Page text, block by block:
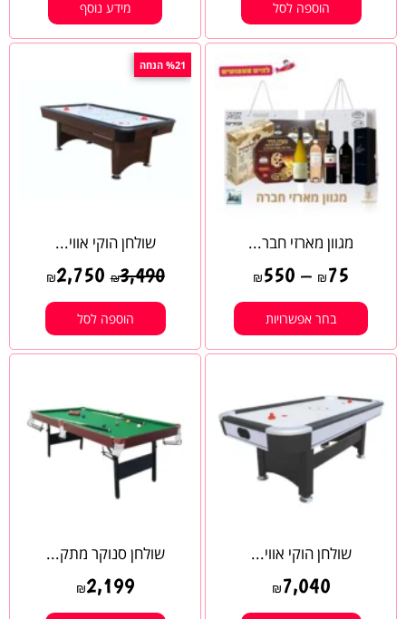
הוספה לסל מידע נוסף
מגוון מארזי חבר...
₪ 75
–
₪ 550
בחר אפשרויות
%21 הנחה
שולחן הוקי אווי...
₪3,490
₪2,750
הוספה לסל
שולחן הוקי אווי...
₪ 7,040
שולחן סנוקר מתק...
₪2,199